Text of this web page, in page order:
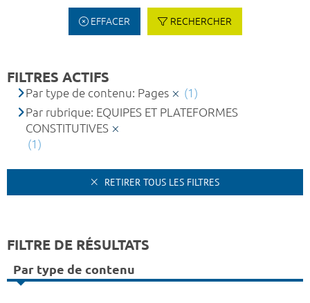
EFFACER RECHERCHER
FILTRES ACTIFS
Par type de contenu: Pages
(1)
Par rubrique: EQUIPES ET PLATEFORMES
CONSTITUTIVES
(1)
RETIRER TOUS LES FILTRES
FILTRE DE RÉSULTATS
Par type de contenu